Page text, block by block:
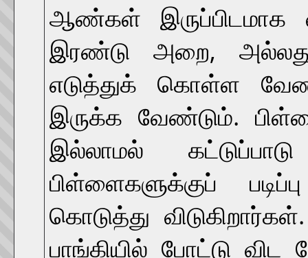
ஆண்கள் இருப்பிடமாக
இரண்டு அறை,
எடுத்துக் கொள்ள
இருக்க வேண்டும்.
இல்லாமல்
பிள்ளைகளுக்குப்
கொடுத்து
பாங்கியில் போட்டு விட